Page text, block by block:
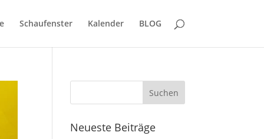
Schaufenster Kalender BLOG
Neueste Beiträge